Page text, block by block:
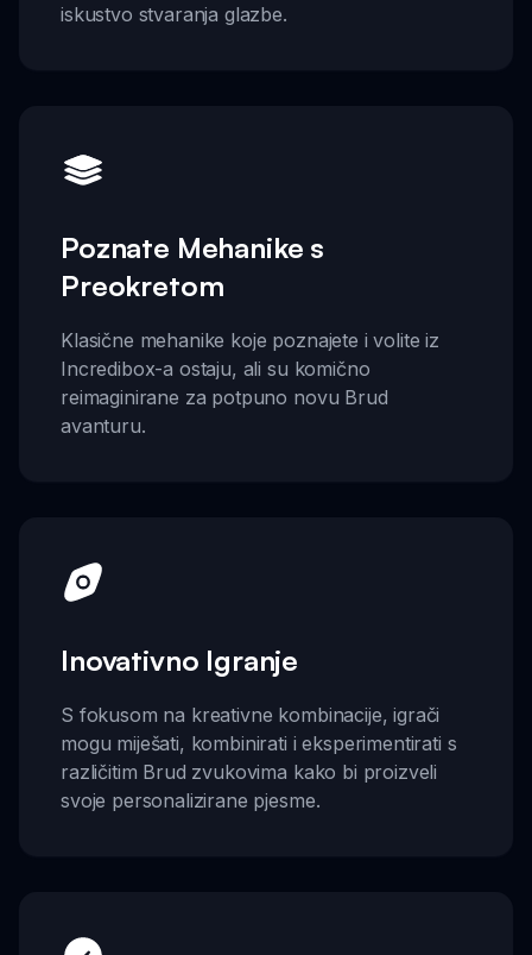
iskustvo stvaranja glazbe.
Poznate Mehanike s
Preokretom
Klasične mehanike koje poznajete i volite iz
Incredibox-a ostaju, ali su komično
reimaginirane za potpuno novu Brud
avanturu.
Inovativno Igranje
S fokusom na kreativne kombinacije, igrači
mogu miješati, kombinirati i eksperimentirati s
različitim Brud zvukovima kako bi proizveli
svoje personalizirane pjesme.